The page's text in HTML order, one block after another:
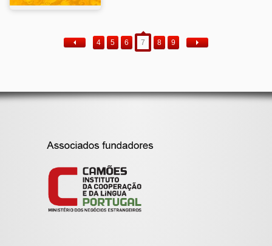
4 5 6 7 8 9